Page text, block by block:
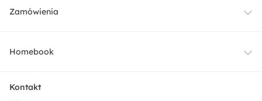
Meble
Zamówienia
Dostawa
Homebook
O nas
Kontakt